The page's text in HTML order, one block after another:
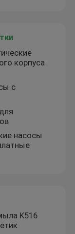
корпуса
с
насосы
K516